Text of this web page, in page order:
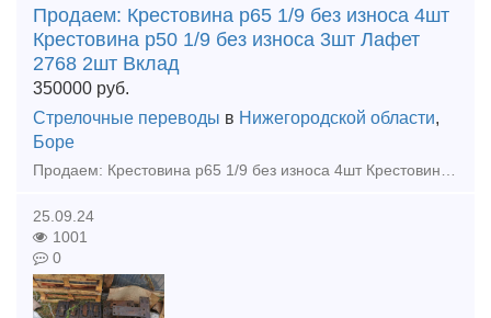
Продаем: Крестовина р65 1/9 без износа 4шт
Крестовина р50 1/9 без износа 3шт Лафет
2768 2шт Вклад
350000 руб.
Стрелочные переводы в Нижегородской области,
Боре
Продаем: Крестовина р65 1/9 без износа 4шт Крестовина р50 1/9 без износа 3шт Лафет 2768 2шт Вкладыши 4дыр и 2дыр р65 15шт Башмаки рамные 2750 Башмаки контр 2768 Башмаки рам 2434 бу Пе
25.09.24
1001
0